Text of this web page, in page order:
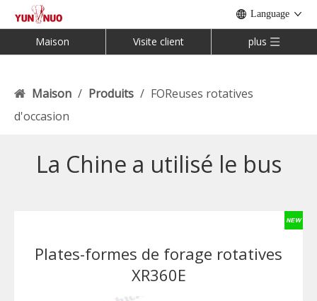
Language
Maison Visite client plus
Maison / Produits / FOReuses rotatives
d'occasion
La Chine a utilisé le bus
Plates-formes de forage rotatives
XR360E